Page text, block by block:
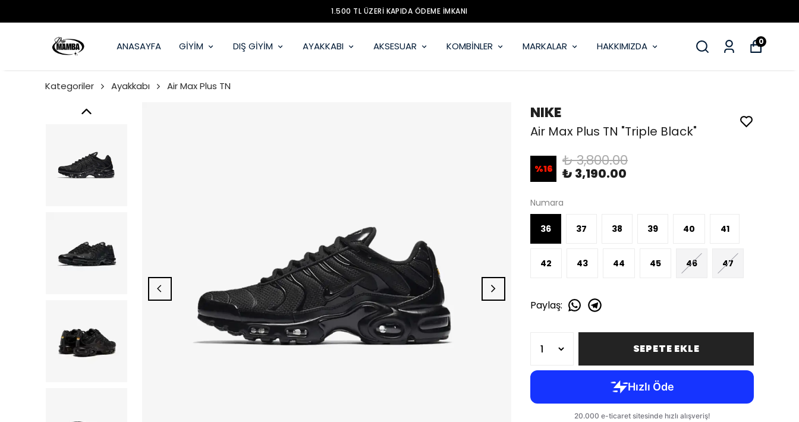
ANASAYFA GİYİM DIŞ GİYİM AYAKKABI AKSESUAR KOMBİNLER MARKALAR HAKKIMIZDA 0
Kategoriler Ayakkabı Air Max Plus TN
NIKE
Air Max Plus TN "Triple Black"
%16 ₺ 3,800.00
₺ 3,190.00
Numara
36 37 38 39 40 41
42 43 44 45 46 47
Paylaş:
SEPETE EKLE